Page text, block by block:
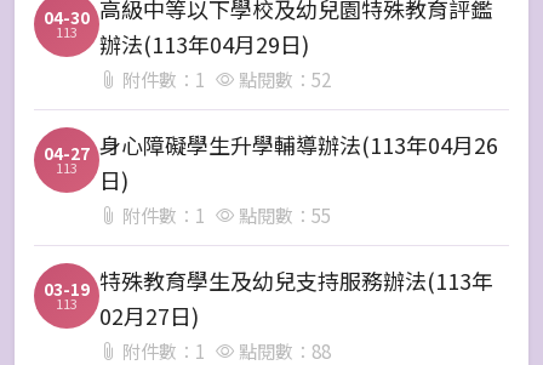
04-30
113
高級中等以下學校及幼兒園特殊教育評鑑
辦法(113年04月29日)
附件數：1 點閱數：52
04-27
113
身心障礙學生升學輔導辦法(113年04月26
日)
附件數：1 點閱數：55
03-19
113
特殊教育學生及幼兒支持服務辦法(113年
02月27日)
附件數：1 點閱數：88